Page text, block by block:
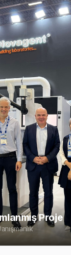
Proje